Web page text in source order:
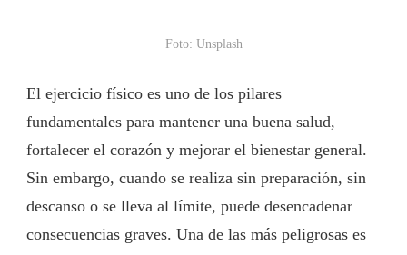
Foto: Unsplash
El ejercicio físico es uno de los pilares
fundamentales para mantener una buena salud,
fortalecer el corazón y mejorar el bienestar general.
Sin embargo, cuando se realiza sin preparación, sin
descanso o se lleva al límite, puede desencadenar
consecuencias graves. Una de las más peligrosas es